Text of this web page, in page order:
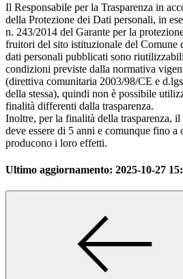
Il Responsabile per la Trasparenza in
della Protezione dei Dati personali, in
n. 243/2014 del Garante per la
fruitori del sito istituzionale del Comune
dati personali pubblicati sono
condizioni previste dalla normativa
(direttiva comunitaria 2003/98/CE e
della stessa), quindi non è possibile
finalità differenti dalla trasparenza.
Inoltre, per la finalità della trasparenza,
deve essere di 5 anni e comunque fino
producono i loro effetti.
Ultimo aggiornamento: 2025-10-27